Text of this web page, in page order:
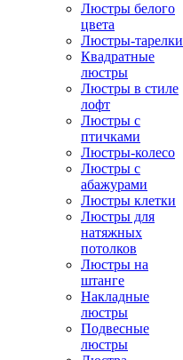
Люстры белого
цвета
Люстры-тарелки
Квадратные
люстры
Люстры в стиле
лофт
Люстры с
птичками
Люстры-колесо
Люстры с
абажурами
Люстры клетки
Люстры для
натяжных
потолков
Люстры на
штанге
Накладные
люстры
Подвесные
люстры